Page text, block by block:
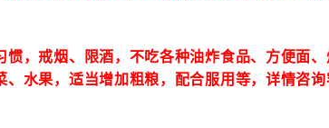
，戒烟、限酒，不吃各种油炸食品、方便面
水果，适当增加粗粮，配合服用等，详情咨